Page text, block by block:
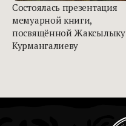
Состоялась презентация
мемуарной книги,
посвящённой Жаксылыку
Курмангалиеву